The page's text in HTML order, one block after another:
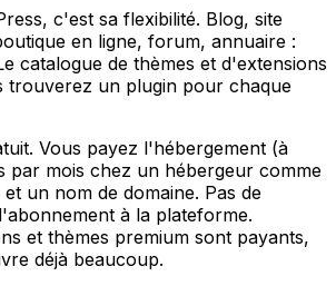
c'est sa flexibilité. Blog, site
en ligne, forum, annuaire :
catalogue de thèmes et d'extensions
trouverez un plugin pour chaque
Vous payez l'hébergement (à
par mois chez un hébergeur comme
un nom de domaine. Pas de
à la plateforme.
et thèmes premium sont payants,
déjà beaucoup.